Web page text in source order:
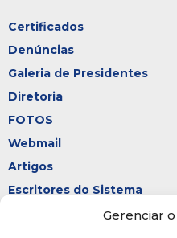
Gerenciar
Certificados
Denúncias
Galeria de Presidentes
Diretoria
FOTOS
Webmail
Artigos
Escritores do Sistema